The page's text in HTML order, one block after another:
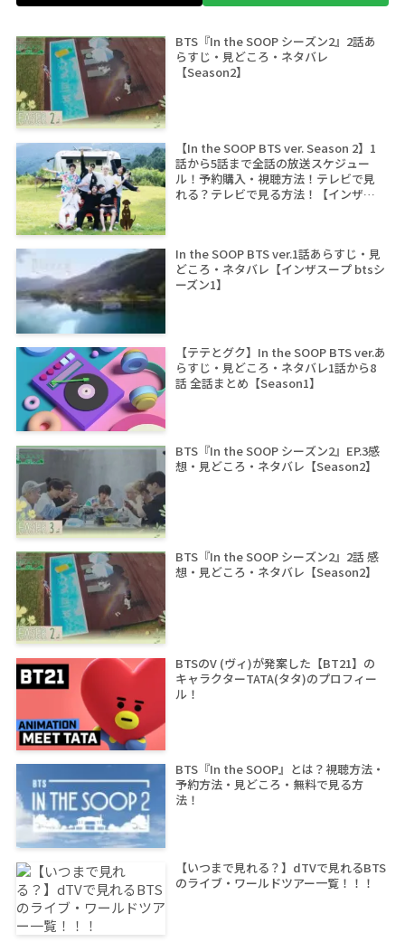
BTS『In the SOOP シーズン2』2話あ
らすじ・見どころ・ネタバレ
【Season2】
【In the SOOP BTS ver. Season 2】1
話から5話まで全話の放送スケジュー
ル！予約購入・視聴方法！テレビで見
れる？テレビで見る方法！【インザス
In the SOOP BTS ver.1話あらすじ・見
どころ・ネタバレ【インザスープ btsシ
ーズン1】
【テテとグク】In the SOOP BTS ver.あ
らすじ・見どころ・ネタバレ1話から8
話 全話まとめ【Season1】
BTS『In the SOOP シーズン2』EP.3感
想・見どころ・ネタバレ【Season2】
BTS『In the SOOP シーズン2』2話 感
想・見どころ・ネタバレ【Season2】
BTSのV (ヴィ)が発案した【BT21】の
キャラクターTATA(タタ)のプロフィー
ル！
BTS『In the SOOP』とは？視聴方法・
予約方法・見どころ・無料で見る方
法！
【いつまで見れる？】dTVで見れるBTS
のライブ・ワールドツアー一覧！！！